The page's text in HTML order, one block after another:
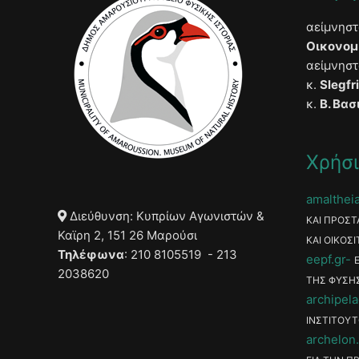
Διεύθυνση: Κυπρίων Αγωνιστών &
Καϊρη 2, 151 26 Μαρούσι
Τηλέφωνα: 210 8105519 - 213
2038620
κ.
κ. Β.
ΚΑΙ
ΚΑΙ
eepf.gr
ΤΗΣ